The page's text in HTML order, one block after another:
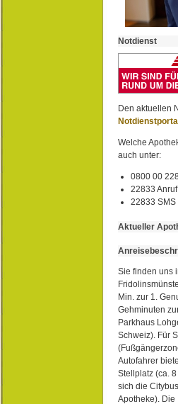
Notdienst
Den aktuellen
Welche
auch unter:
0800 00
22833
22833 SMS
Aktueller
Sie finden uns
Min. zur 1.
Gehminuten
Parkhaus
Schweiz). Für
Autofahrer
Stellplatz (ca.
sich die
Apotheke). Die